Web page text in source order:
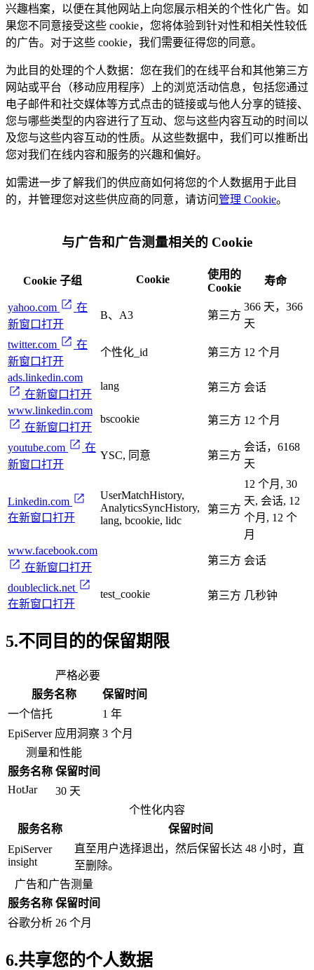
兴趣档案，以便在其他网站上向您展示相关的个性化广告。如
果您不同意接受这些 cookie，您将体验到针对性和相关性较低
的广告。对于这些 cookie，我们需要征得您的同意。
为此目的处理的个人数据：您在我们的在线平台和其他第三方
网站或平台（移动应用程序）上的浏览活动信息，包括您通过
电子邮件和社交媒体等方式点击的链接或与他人分享的链接、
您与哪些类型的内容进行了互动、您与这些内容互动的时间以
及您与这些内容互动的性质。从这些数据中，我们可以推断出
您对我们在线内容和服务的兴趣和偏好。
如需进一步了解我们的供应商如何将您的个人数据用于此目
的，并管理您对这些供应商的同意，请访问 管理 Cookie。
与广告和广告测量相关的 Cookie
Cookie 子组 Cookie
使用的
Cookie
寿命
yahoo.com
在
新窗口打开
B、A3 第三方
366 天，366
天
twitter.com
在
新窗口打开
个性化_id 第三方 12 个月
ads.linkedin.com
在新窗口打开
lang 第三方 会话
www.linkedin.com
在新窗口打开
bscookie 第三方 12 个月
youtube.com
在
新窗口打开
YSC, 同意 第三方
会话，6168
天
Linkedin.com
在新窗口打开
UserMatchHistory,
AnalyticsSyncHistory,
lang, bcookie, lidc
第三方
12 个月, 30
天, 会话, 12
个月, 12 个
月
www.facebook.com
在新窗口打开
第三方 会话
doubleclick.net
在新窗口打开
test_cookie 第三方 几秒钟
5.不同目的的保留期限
严格必要
服务名称
保留时间
一个信托
1 年
EpiServer 应用洞察 3 个月
测量和性能
服务名称 保留时间
HotJar
30 天
个性化内容
服务名称
保留时间
EpiServer
insight
直至用户选择退出，然后保留长达 48 小时，直
至删除。
广告和广告测量
服务名称 保留时间
谷歌分析 26 个月
6.共享您的个人数据